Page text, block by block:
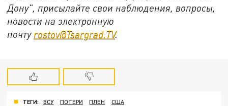
Дону", присылайте свои наблюдения, вопросы,
новости на электронную
почту rostov@Tsargrad.ТV.
ТЕГИ: ВСУ ПОТЕРИ ПЛЕН США